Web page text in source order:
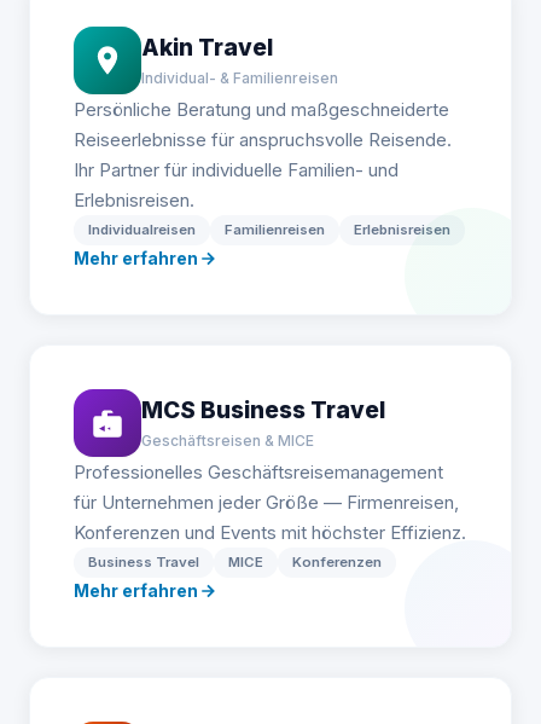
Akin Travel
Individual- & Familienreisen
Persönliche Beratung und maßgeschneiderte
Reiseerlebnisse für anspruchsvolle Reisende.
Ihr Partner für individuelle Familien- und
Erlebnisreisen.
Individualreisen Familienreisen Erlebnisreisen
Mehr erfahren
MCS Business Travel
Geschäftsreisen & MICE
Professionelles Geschäftsreisemanagement
für Unternehmen jeder Größe — Firmenreisen,
Konferenzen und Events mit höchster Effizienz.
Business Travel MICE Konferenzen
Mehr erfahren